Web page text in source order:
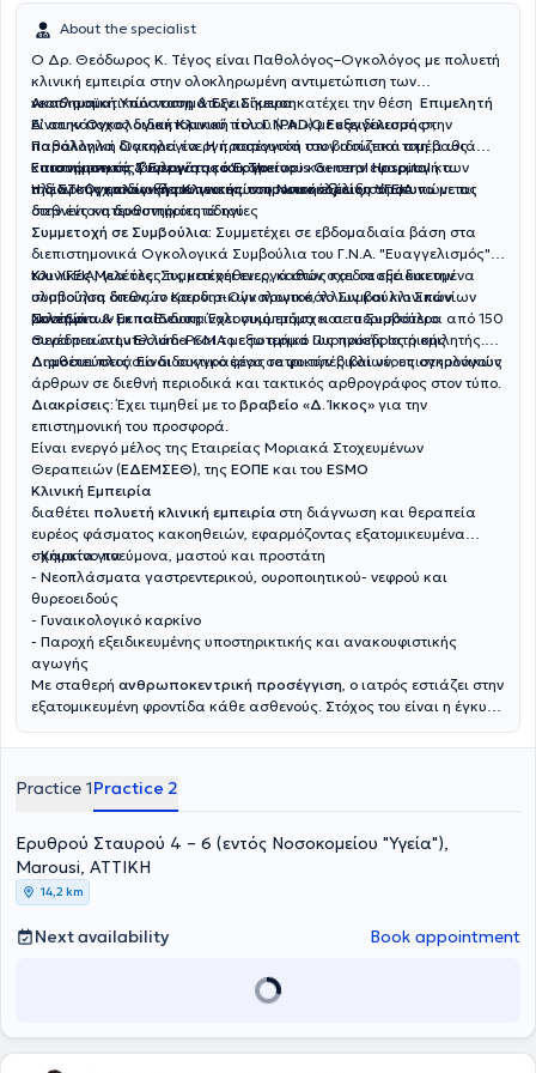
About the specialist
Ο Δρ. Θεόδωρος Κ. Τέγος είναι Παθολόγος–Ογκολόγος με πολυετή
κλινική εμπειρία στην ολοκληρωμένη αντιμετώπιση των
νεοπλασματικών νοσημάτων. Σήμερα κατέχει την θέση Επιμελητή
Α’ στην Ογκολογική Κλινική του Γ.Ν.Α. «Ο Ευαγγελισμός»,
παράλληλα διατηρεί ενεργή παρουσία στον ιδιωτικό τομέα ως
Επιστημονικός Συνεργάτης τουTherapis General Hospitalκαι
τηςΣΤ' Ογκολογικής Κλινικής του Νοσοκομείου ΥΓΕΙΑ
Ακαδημαϊκή Υπόσταση & Εξειδίκευση
Είναι κάτοχος διδακτορικού τίτλου (PhD) με εξειδίκευση στην
Παθολογική Ογκολογία. Η προσέγγισή του βασίζεται στη βαθιά
κατανόηση της βιολογίας του καρκίνου και στην εφαρμογή των
πλέον σύγχρονων θεραπευτικών πρωτοκόλλων, σύμφωνα με τις
διεθνείς κατευθυντήριες οδηγίες
Επιστημονικό & Ερευνητικό Έργο
Η διαρκής επιδίωξή του για επιστημονική εξέλιξη αποτυπώνεται
στην έντονη δραστηριότητά του:
Συμμετοχή σε Συμβούλια: Συμμετέχει σε εβδομαδιαία βάση στα
διεπιστημονικά Ογκολογικά Συμβούλια του Γ.Ν.Α. "Ευαγγελισμός" &
του ΥΓΕΙΑ, για όλες τις κακοήθειες, καθώς και σε εξειδικευμένα
συμβούλια όπως το Καρδιο-Ογκολογικό, το Συμβούλιο Σπανίων
Νοσημάτων με το Ενδοκρινολογικό τμήμα και το Συμβούλιο
Θεραπειών Lutecium-PSMA με το τμήμα Πυρηνικής Ιατρικής.
Κλινικές Μελέτες:Συμμετέχει ενεργά στον σχεδιασμό και την
υλοποίηση διεθνών ερευνητικών πρωτοκόλλων και κλινικών
μελετών
Συνέδρια & Εκπαίδευση:Έχει συμμετάσχει σε περισσότερα από 150
συνέδρια στην Ελλάδα και το εξωτερικό ως πρόεδρος ή ομιλητής.
Διαθέτει πλούσιο διδακτικό έργο σε φοιτητές και νέους ογκολόγους
Δημοσιεύσεις:Είναι συγγραφέας ιατρικών βιβλίων, επιστημονικών
άρθρων σε διεθνή περιοδικά και τακτικός αρθρογράφος στον τύπο.
Διακρίσεις:Έχει τιμηθεί με το βραβείο «Δ. Ίκκος» για την
επιστημονική του προσφορά.
Είναι ενεργό μέλος της Εταιρείας Μοριακά Στοχευμένων
Θεραπειών (ΕΔΕΜΣΕΘ), της ΕΟΠΕ και του ESMO
Κλινική Εμπειρία
διαθέτει πολυετή κλινική εμπειρία στη διάγνωση και θεραπεία
ευρέος φάσματος κακοηθειών, εφαρμόζοντας εξατομικευμένα
σχήματα για:
- Καρκίνο πνεύμονα, μαστού και προστάτη
- Νεοπλάσματα γαστρεντερικού, ουροποιητικού- νεφρού και
θυρεοειδούς
- Γυναικολογικό καρκίνο
- Παροχή εξειδικευμένης υποστηρικτικής και ανακουφιστικής
αγωγής
Με σταθερή ανθρωποκεντρική προσέγγιση, ο ιατρός εστιάζει στην
εξατομικευμένη φροντίδα κάθε ασθενούς. Στόχος του είναι η έγκυρη
οικογενειών τους, διασφαλίζοντας τη βέλτιστη δυνατή ποιότητα
Practice 1Practice 2
Ερυθρού Σταυρού 4 – 6 (εντός Νοσοκομείου "Υγεία"),
Marousi, ΑΤΤΙΚΗ
14,2 km
Next availability Book appointment